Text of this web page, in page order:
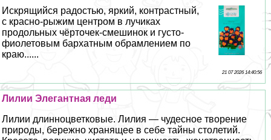
Искрящийся радостью, яркий, контрастный,
с красно-рыжим центром в лучиках
продольных чёрточек-смешинок и густо-
фиолетовым бархатным обрамлением по
краю......
21 07 2026 14:40:56
Лилии Элегантная леди
Лилии длинноцветковые. Лилия — чудесное творение
природы, бережно хранящее в себе тайны столетий.